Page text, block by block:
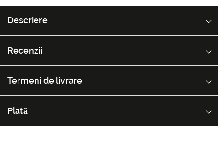
Descriere
Recenzii
Termeni de livrare
Plată